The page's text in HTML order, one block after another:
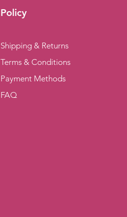
Policy
Shipping & Returns
Terms & Conditions
Payment Methods
FAQ